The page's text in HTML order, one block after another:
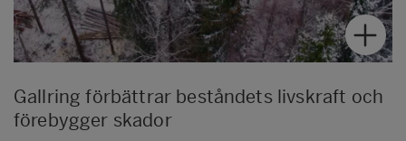
Gallring förbättrar beståndets livskraft och
förebygger skador